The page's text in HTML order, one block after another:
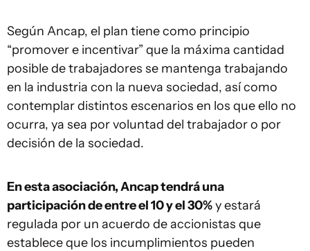
Según Ancap, el plan tiene como principio
“promover e incentivar” que la máxima cantidad
posible de trabajadores se mantenga trabajando
en la industria con la nueva sociedad, así como
contemplar distintos escenarios en los que ello no
ocurra, ya sea por voluntad del trabajador o por
decisión de la sociedad.
En esta asociación, Ancap tendrá una
participación de entre el 10 y el 30%y estará
regulada por un acuerdo de accionistas que
establece que los incumplimientos pueden